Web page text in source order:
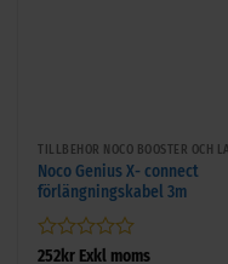
Noco Genius X- connect
förlängningskabel 3m
Betygsatt
252kr Exkl moms